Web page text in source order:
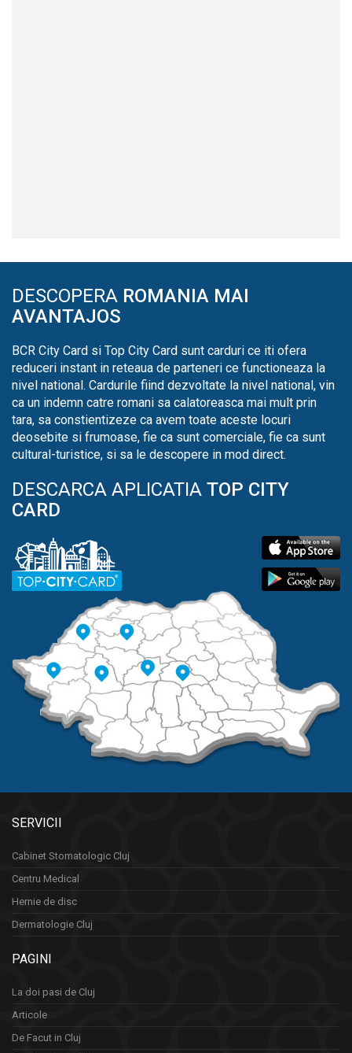
DESCOPERA ROMANIA MAI
AVANTAJOS
BCR City Card si Top City Card sunt carduri ce iti ofera
reduceri instant in reteaua de parteneri ce functioneaza la
nivel national. Cardurile fiind dezvoltate la nivel national, vin
ca un indemn catre romani sa calatoreasca mai mult prin
tara, sa constientizeze ca avem toate aceste locuri
deosebite si frumoase, fie ca sunt comerciale, fie ca sunt
cultural-turistice, si sa le descopere in mod direct.
DESCARCA APLICATIA TOP CITY
CARD
SERVICII
Cabinet Stomatologic Cluj
Centru Medical
Hernie de disc
Dermatologie Cluj
PAGINI
La doi pasi de Cluj
Articole
De Facut in Cluj